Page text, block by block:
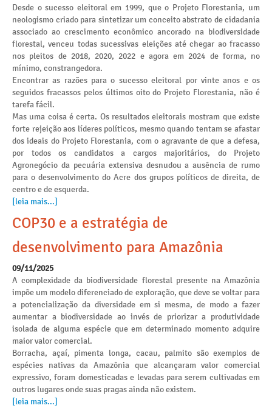
Desde o sucesso eleitoral em 1999, que o Projeto Florestania, um
neologismo criado para sintetizar um conceito abstrato de cidadania
associado ao crescimento econômico ancorado na biodiversidade
florestal, venceu todas sucessivas eleições até chegar ao fracasso
nos pleitos de 2018, 2020, 2022 e agora em 2024 de forma, no
mínimo, constrangedora.
Encontrar as razões para o sucesso eleitoral por vinte anos e os
seguidos fracassos pelos últimos oito do Projeto Florestania, não é
tarefa fácil.
Mas uma coisa é certa. Os resultados eleitorais mostram que existe
forte rejeição aos líderes políticos, mesmo quando tentam se afastar
dos ideais do Projeto Florestania, com o agravante de que a defesa,
por todos os candidatos a cargos majoritários, do Projeto
Agronegócio da pecuária extensiva desnudou a ausência de rumo
para o desenvolvimento do Acre dos grupos políticos de direita, de
centro e de esquerda.
[leia mais...]
COP30 e a estratégia de
desenvolvimento para Amazônia
09/11/2025
A complexidade da biodiversidade florestal presente na Amazônia
impõe um modelo diferenciado de exploração, que deve se voltar para
a potencialização da diversidade em si mesma, de modo a fazer
aumentar a biodiversidade ao invés de priorizar a produtividade
isolada de alguma espécie que em determinado momento adquire
maior valor comercial.
Borracha, açaí, pimenta longa, cacau, palmito são exemplos de
espécies nativas da Amazônia que alcançaram valor comercial
expressivo, foram domesticadas e levadas para serem cultivadas em
outros lugares onde suas pragas ainda não existem.
[leia mais...]